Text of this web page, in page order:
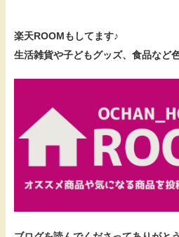
楽天ROOMもしてます♪
生活雑貨や子どもグッズ、食品など